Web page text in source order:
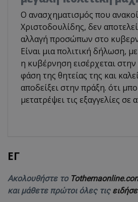
Ο ανασχηματισμός που
Χριστοδουλίδης, δεν
αλλαγή προσώπων στο
Είναι μια πολιτική δήλωση,
η κυβέρνηση εισέρχεται στην
φάση της θητείας της και
αποδείξει στην πράξη. ότι
μετατρέψει τις εξαγγελίες σε
ΕΓ
Ακολουθήστε το
και μάθετε πρώτοι όλες τις